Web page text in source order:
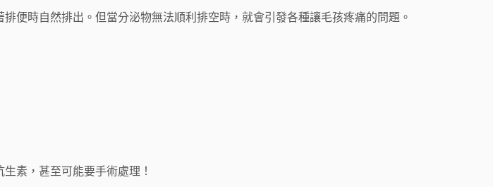
便時自然排出。但當分泌物無法順利排空時，就會引發各種讓毛孩疼痛的問題。
素，甚至可能要手術處理！